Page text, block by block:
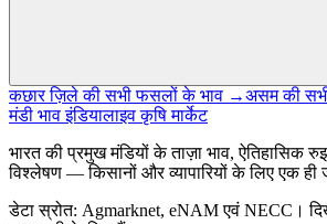
कछार ज़िले की सभी फसलों के भाव →असम की
मंडी भाव इंडियालाइव कृषि मार्केट
भारत की प्रमुख मंडियों के ताज़ा भाव, ऐतिहासिक
विश्लेषण — किसानों और व्यापारियों के लिए एक ही
डेटा स्रोत: Agmarknet, eNAM एवं NECC।